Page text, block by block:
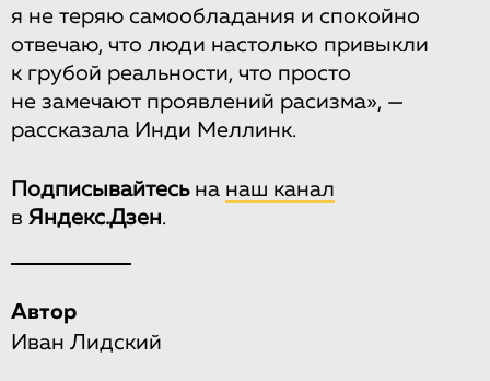
я не теряю самообладания и спокойно
отвечаю, что люди настолько привыкли
к грубой реальности, что просто
не замечают проявлений расизма», —
рассказала Инди Меллинк.
Подписывайтесьна наш канал
в Яндекс.Дзен.
Автор
Иван Лидский